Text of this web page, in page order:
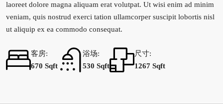
laoreet dolore magna aliquam erat volutpat. Ut wisi enim ad minim
veniam, quis nostrud exerci tation ullamcorper suscipit lobortis nisl
ut aliquip ex ea commodo consequat.
客房:
670 Sqft
浴场:
530 Sqft
尺寸:
1267 Sqft